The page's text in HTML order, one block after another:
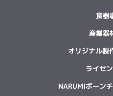
食器
産業器
オリジナル製
ライセ
NARUMIボーン